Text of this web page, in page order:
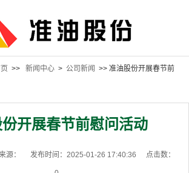
>> 新闻中心 > 公司新闻 >> 准油股份开展春节前
开展春节前慰问活动
源： 发布时间：2025-01-26 17:40:36 点击数：